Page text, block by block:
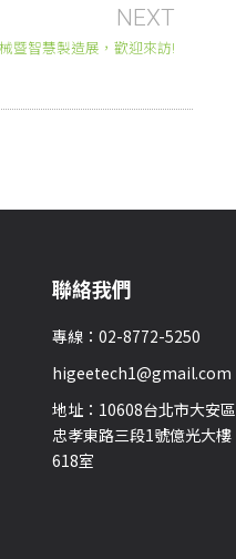
NEXT
暨智慧製造展，歡迎來訪!
聯絡我們
專線：02-8772-5250
higeetech1@gmail.com
地址：10608台北市大安區
忠孝東路三段1號億光大樓
618室